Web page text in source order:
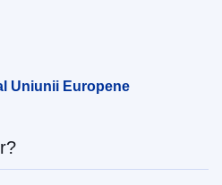
website:
Uniunii Europene